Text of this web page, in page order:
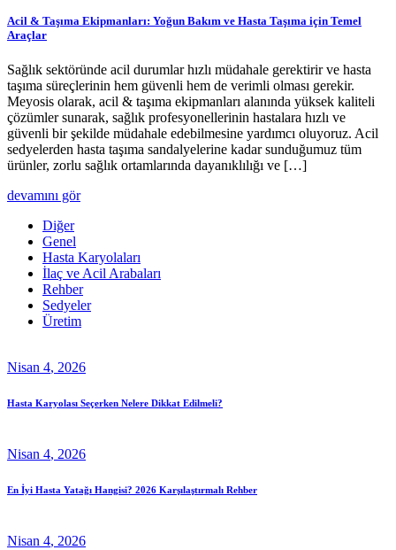
Acil & Taşıma Ekipmanları: Yoğun Bakım ve Hasta Taşıma için Temel
Araçlar
Sağlık sektöründe acil durumlar hızlı müdahale gerektirir ve hasta
taşıma süreçlerinin hem güvenli hem de verimli olması gerekir.
Meyosis olarak, acil & taşıma ekipmanları alanında yüksek kaliteli
çözümler sunarak, sağlık profesyonellerinin hastalara hızlı ve
güvenli bir şekilde müdahale edebilmesine yardımcı oluyoruz. Acil
sedyelerden hasta taşıma sandalyelerine kadar sunduğumuz tüm
ürünler, zorlu sağlık ortamlarında dayanıklılığı ve […]
devamını gör
Diğer
Genel
Hasta Karyolaları
İlaç ve Acil Arabaları
Rehber
Sedyeler
Üretim
Nisan 4, 2026
Hasta Karyolası Seçerken Nelere Dikkat Edilmeli?
Nisan 4, 2026
En İyi Hasta Yatağı Hangisi? 2026 Karşılaştırmalı Rehber
Nisan 4, 2026